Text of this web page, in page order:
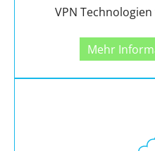
VPN Technologien
Mehr